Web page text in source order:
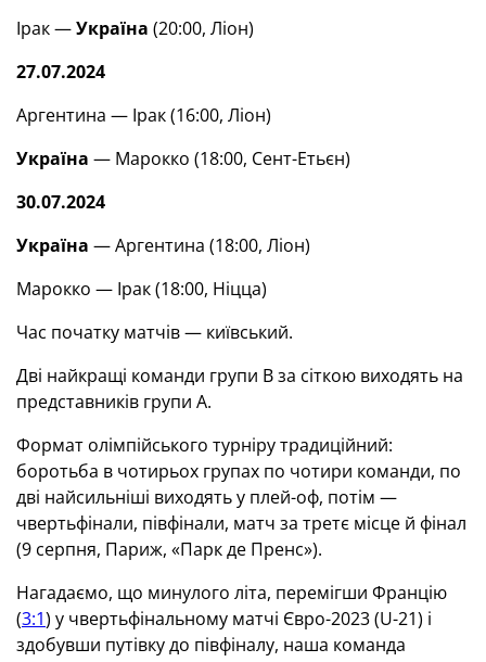
Ірак —Україна (20:00, Ліон)
27.07.2024
Аргентина — Ірак (16:00, Ліон)
Україна — Марокко (18:00, Сент-Етьєн)
30.07.2024
Україна — Аргентина (18:00, Ліон)
Марокко — Ірак (18:00, Ніцца)
Час початку матчів — київський.
Дві найкращі команди групи В за сіткою виходять на
представників групи А.
Формат олімпійського турніру традиційний:
боротьба в чотирьох групах по чотири команди, по
дві найсильніші виходять у плей-оф, потім —
чвертьфінали, півфінали, матч за третє місце й фінал
(9 серпня, Париж, «Парк де Пренс»).
Нагадаємо, що минулого літа, перемігши Францію
(3:1) у чвертьфінальному матчі Євро-2023 (U-21) і
здобувши путівку до півфіналу, наша команда